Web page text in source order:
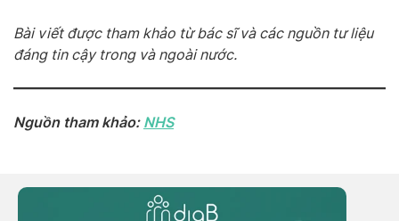
Bài viết được tham khảo từ bác sĩ và các nguồn tư liệu
đáng tin cậy trong và ngoài nước.
Nguồn tham khảo: NHS